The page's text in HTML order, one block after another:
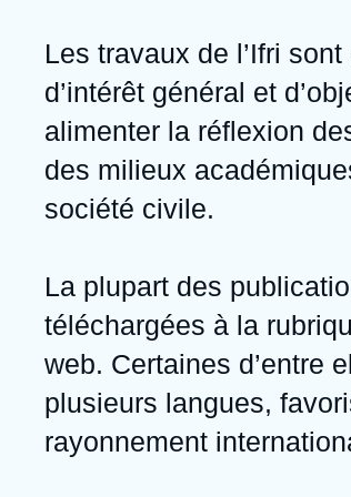
Nous soutenir en tant que
Guerre en Ukraine
Les travaux de l’Ifri
d’intérêt général et
alimenter la réflexion
des milieux
société civile.
La plupart des
téléchargées à la
web. Certaines d’entre
plusieurs langues,
rayonnement